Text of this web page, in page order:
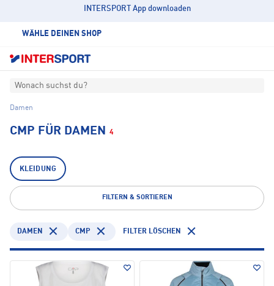
INTERSPORT App downloaden
WÄHLE DEINEN SHOP
Wonach suchst du?
Damen
CMP FÜR DAMEN 4
KLEIDUNG
FILTERN & SORTIEREN
DAMEN CMP FILTER LÖSCHEN